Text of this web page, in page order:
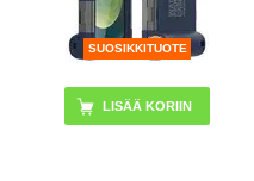
SUOSIKKITUOTE